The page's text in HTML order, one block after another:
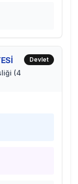
(4
Devlet